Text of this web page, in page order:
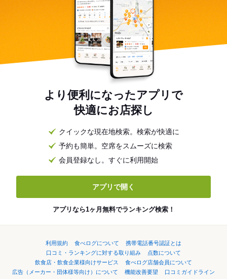
より便利になったアプリで
快適にお店探し
クイックな現在地検索。検索が快適に
予約も簡単。空席をスムーズに検索
会員登録なし。すぐに利用開始
アプリで開く
アプリなら1ヶ月無料でランキング検索！
利用規約 食べログについて
携帯電話番号認証とは
口コミ・ランキングに対する取り組み
点数について
飲食店・飲食企業様向けサービス
食べログ店舗会員について
広告（メーカー・団体様等向け）について
機能改善要望
口コミガイドライン